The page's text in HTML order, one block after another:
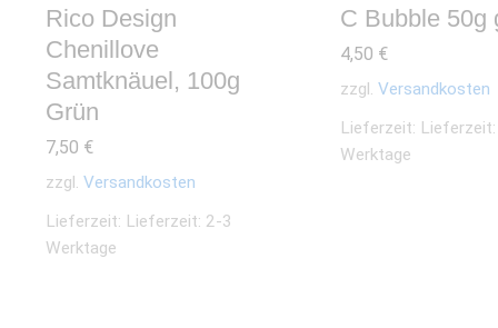
Rico Design
Chenillove
Samtknäuel, 100g
Grün
7,50 €
zzgl. Versandkosten
Lieferzeit: Lieferzeit: 2-3
Werktage
C Bubble 50g
4,50 €
zzgl. Versandkosten
Lieferzeit:
Werktage